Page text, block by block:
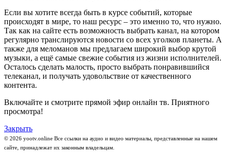
Если вы хотите всегда быть в курсе событий, которые
происходят в мире, то наш ресурс – это именно то, что нужно.
Так как на сайте есть возможность выбрать канал, на котором
регулярно транслируются новости со всех уголков планеты. А
также для меломанов мы предлагаем широкий выбор крутой
музыки, а ещё самые свежие события из жизни исполнителей.
Осталось сделать малость, просто выбрать понравившийся
телеканал, и получать удовольствие от качественного
контента.
Включайте и смотрите прямой эфир онлайн тв. Приятного
просмотра!
Закрыть
© 2026 yootv.online Все ссылки на аудио и видео материалы, представленные на нашем
сайте, принадлежат их законным владельцам.